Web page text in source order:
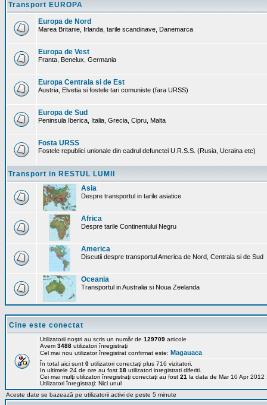
Transport EUROPA
Europa de Nord
Marea Britanie, Irlanda, tarile scandinave, Danemarca
Europa de Vest
Franta, Benelux, Germania
Europa Centrala si de Est
Austria, Elvetia si fostele tari comuniste (fara URSS)
Europa de Sud
Peninsula Iberica, Italia, Grecia, Cipru, Malta
Fosta URSS
Fostele republici unionale din cadrul defunctei U.R.S.S. (Rusia, Ucraina etc)
Transport in RESTUL LUMII
Asia
Despre transportul in tarile asiatice
Africa
Despre tarile Continentului Negru
America
Discutii despre transportul America de Nord, Centrala si de Sud
Oceania
Transportul in Australia si Noua Zeelanda
Cine este conectat
Utilizatorii noştri au scris un număr de 129709 articole
Avem 3488 utilizatori înregistraţi
Cel mai nou utilizator înregistrat confirmat este: Magauaca
În total aici sunt 0 utilizatori conectaţi plus 716 vizitatori.
In ultimele 24 de ore au fost 18 utilizatori inregistrati diferiti.
Cei mai mulţi utilizatori înregistraţi conectaţi au fost 21 la data de Mar 10 Apr 2012
Utilizatori înregistraţi: Nici unul
Aceste date se bazează pe utilizatorii activi de peste 5 minute